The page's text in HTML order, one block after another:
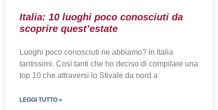
Italia: 10 luoghi poco conosciuti da
scoprire quest’estate
Luoghi poco conosciuti ne abbiamo? In Italia
tantissimi. Così tanti che ho deciso di compilare una
top 10 che attraversi lo Stivale da nord a
LEGGI TUTTO »